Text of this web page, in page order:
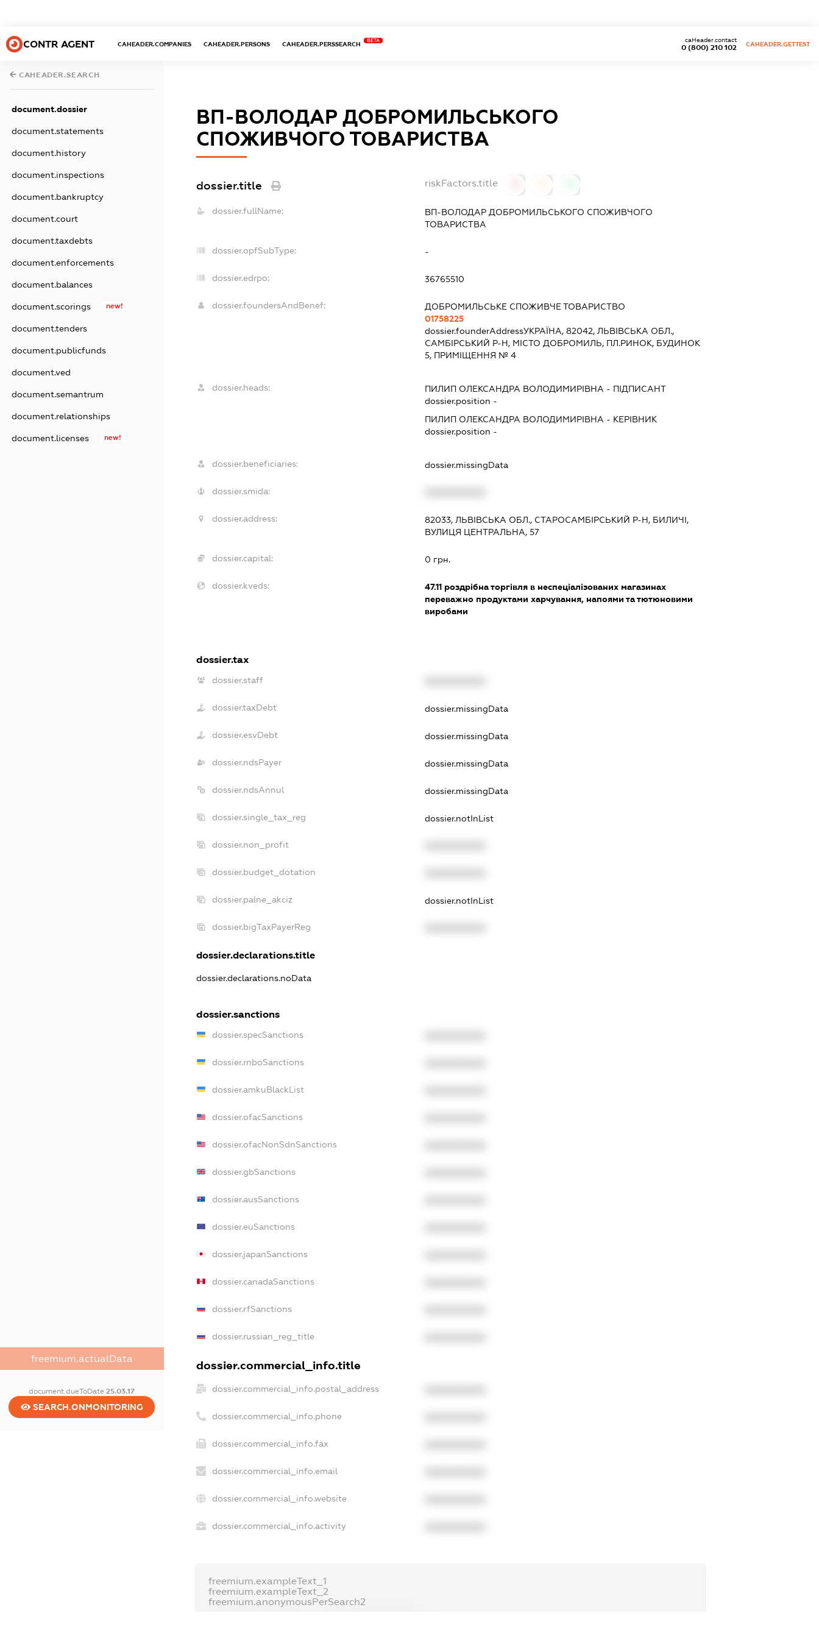
CONTR AGENT CAHEADER.COMPANIES CAHEADER.PERSONS CAHEADER.PERSSEARCH
BETA
0 (800) 210 102
caHeader.contact
CAHEADER.GETTEST
CAHEADER.SEARCH
document.dossier
document.statements
document.history
document.inspections
document.bankruptcy
document.court
document.taxdebts
document.enforcements
document.balances
document.scorings new!
document.tenders
document.publicfunds
document.ved
document.semantrum
document.relationships
document.licenses new!
freemium.actualData
document.dueToDate25.03.17
SEARCH.ONMONITORING
ВП-ВОЛОДАР ДОБРОМИЛЬСЬКОГО
СПОЖИВЧОГО ТОВАРИСТВА
dossier.title riskFactors.title
dossier.fullName:
ВП-ВОЛОДАР ДОБРОМИЛЬСЬКОГО СПОЖИВЧОГО
ТОВАРИСТВА
dossier.opfSubType: -
dossier.edrpo: 36765510
dossier.foundersAndBenef:
ДОБРОМИЛЬСЬКЕ СПОЖИВЧЕ ТОВАРИСТВО
01758225
dossier.founderAddressУКРАЇНА, 82042, ЛЬВІВСЬКА ОБЛ.,
САМБІРСЬКИЙ Р-Н, МІСТО ДОБРОМИЛЬ, ПЛ.РИНОК, БУДИНОК
5, ПРИМІЩЕННЯ № 4
dossier.heads: ПИЛИП ОЛЕКСАНДРА ВОЛОДИМИРІВНА - ПІДПИСАНТ
dossier.position -
ПИЛИП ОЛЕКСАНДРА ВОЛОДИМИРІВНА - КЕРІВНИК
dossier.position -
dossier.beneficiaries: dossier.missingData
dossier.smida:
dossier.address:
82033, ЛЬВІВСЬКА ОБЛ., СТАРОСАМБІРСЬКИЙ Р-Н, БИЛИЧІ,
ВУЛИЦЯ ЦЕНТРАЛЬНА, 57
dossier.capital: 0 грн.
dossier.kveds: 47.11 роздрібна торгівля в неспеціалізованих магазинах
переважно продуктами харчування, напоями та тютюновими
виробами
dossier.tax
dossier.staff
dossier.taxDebt dossier.missingData
dossier.esvDebt dossier.missingData
dossier.ndsPayer dossier.missingData
dossier.ndsAnnul dossier.missingData
dossier.single_tax_reg dossier.notInList
dossier.non_profit
dossier.budget_dotation
dossier.palne_akciz dossier.notInList
dossier.bigTaxPayerReg
dossier.declarations.title
dossier.declarations.noData
dossier.sanctions
dossier.specSanctions
dossier.rnboSanctions
dossier.amkuBlackList
dossier.ofacSanctions
dossier.ofacNonSdnSanctions
dossier.gbSanctions
dossier.ausSanctions
dossier.euSanctions
dossier.japanSanctions
dossier.canadaSanctions
dossier.rfSanctions
dossier.russian_reg_title
dossier.commercial_info.title
dossier.commercial_info.postal_address
dossier.commercial_info.phone
dossier.commercial_info.fax
dossier.commercial_info.email
dossier.commercial_info.website
dossier.commercial_info.activity
freemium.exampleText_1
freemium.exampleText_2
freemium.anonymousPerSearch2